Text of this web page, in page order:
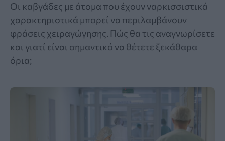
Οι καβγάδες με άτομα που έχουν ναρκισσιστικά
χαρακτηριστικά μπορεί να περιλαμβάνουν
φράσεις χειραγώγησης. Πώς θα τις αναγνωρίσετε
και γιατί είναι σημαντικό να θέτετε ξεκάθαρα
όρια;